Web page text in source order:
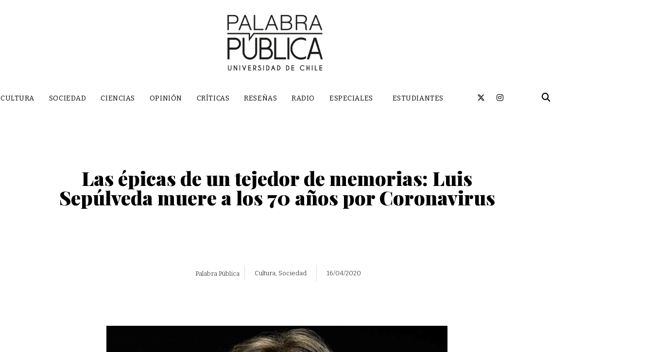
CULTURA SOCIEDAD CIENCIAS OPINIÓN CRÍTICAS RESEÑAS RADIO ESPECIALES ESTUDIANTES
Las épicas de un tejedor de memorias: Luis
Sepúlveda muere a los 70 años por Coronavirus
Palabra Pública Cultura, Sociedad 16/04/2020